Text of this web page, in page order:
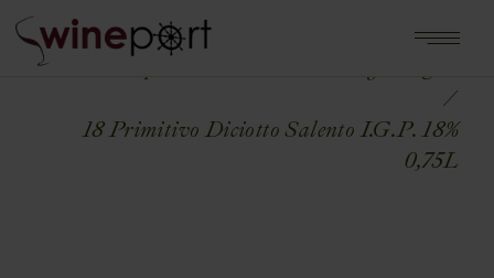
Home
18 Primitivo Diciotto Salento I.G.P. 18%
0,75L